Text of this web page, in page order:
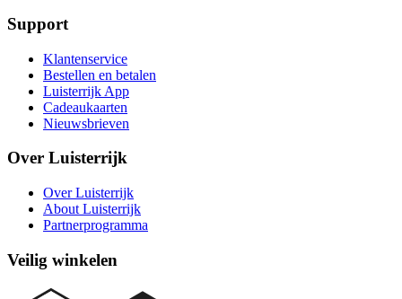
Support
Klantenservice
Bestellen en betalen
Luisterrijk App
Cadeaukaarten
Nieuwsbrieven
Over Luisterrijk
Over Luisterrijk
About Luisterrijk
Partnerprogramma
Veilig winkelen